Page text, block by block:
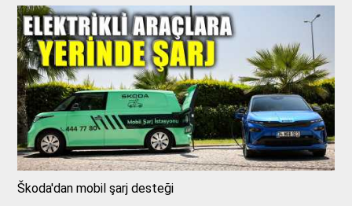
Škoda'dan mobil şarj desteği